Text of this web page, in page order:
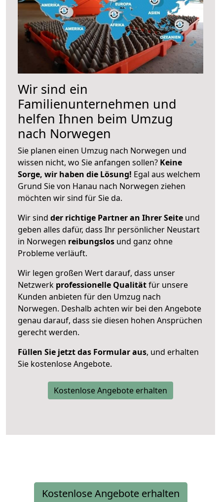
Wir sind ein
Familienunternehmen und
helfen Ihnen beim Umzug
nach Norwegen
Sie planen einen Umzug nach Norwegen und
wissen nicht, wo Sie anfangen sollen? Keine
Sorge, wir haben die Lösung! Egal aus welchem
Grund Sie von Hanau nach Norwegen ziehen
möchten wir sind für Sie da.
Wir sind der richtige Partner an Ihrer Seite und
geben alles dafür, dass Ihr persönlicher Neustart
in Norwegen reibungslos und ganz ohne
Probleme verläuft.
Wir legen großen Wert darauf, dass unser
Netzwerk professionelle Qualitätfür unsere
Kunden anbieten für den Umzug nach
Norwegen. Deshalb achten wir bei den Angebote
genau darauf, dass sie diesen hohen Ansprüchen
gerecht werden.
Füllen Sie jetzt das Formular aus, und erhalten
Sie kostenlose Angebote.
Kostenlose Angebote erhalten
Kostenlose Angebote erhalten